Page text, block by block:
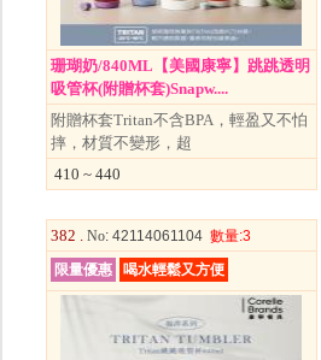
珊瑚奶/840ML【美國康寧】跳跳透明
吸管杯(附贈杯套)Snapw....
附贈杯套Tritan不含BPA，輕盈又不怕
摔，材質不變形，超
410 ~ 440
382 . No: 42114061104 數量:3
限量優惠
喝水輕鬆又方便